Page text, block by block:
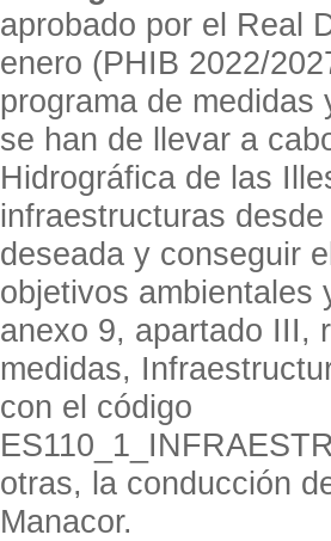
aprobado por el Real
enero (PHIB 2022/
programa de
se han de llevar a
Hidrográfica de las
infraestructuras
deseada y conseguir
objetivos ambientales
anexo 9, apartado III,
medidas,
con el código
otras, la conducción
Manacor.